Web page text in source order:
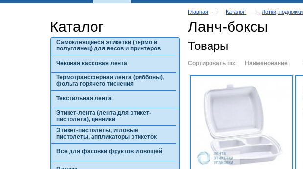
Каталог
Самоклеящиеся этикетки (термо и
полуглянец) для весов и принтеров
Чековая кассовая лента
Термотрансферная лента (риббоны),
фольга горячего тиснения
Текстильная лента
Этикет-лента (лента для этикет-
пистолета), ценники
Этикет-пистолеты, игловые
пистолеты, аппликаторы этикеток
Все для фасовки фруктов и овощей
Главная Каталог Лотки, подложки
Ланч-боксы
Товары
Сортировать по: Наименование